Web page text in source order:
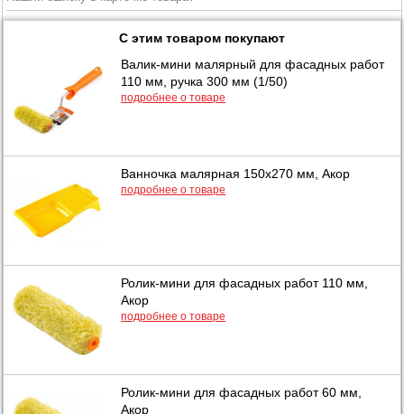
С этим товаром покупают
Валик-мини малярный для фасадных работ
110 мм, ручка 300 мм (1/50)
подробнее о товаре
Ванночка малярная 150х270 мм, Акор
подробнее о товаре
Ролик-мини для фасадных работ 110 мм,
Акор
подробнее о товаре
Ролик-мини для фасадных работ 60 мм,
Акор